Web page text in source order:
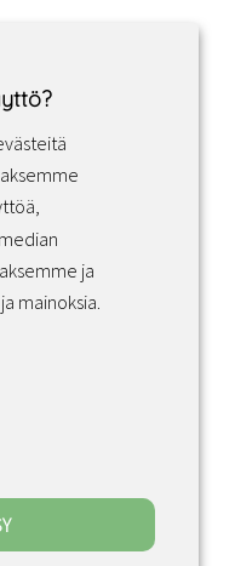
Grönlund
ja
mainoksia.